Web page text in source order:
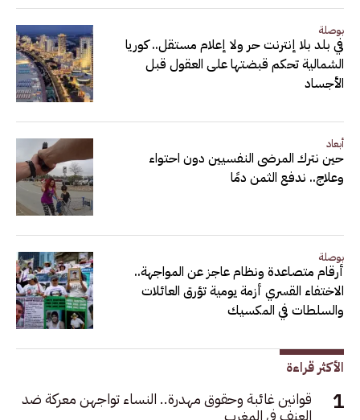
بوصلة
في بلد بلا إنترنت حر ولا إعلام مستقل.. كوريا
الشمالية تحكم قبضتها على العقول قبل
الأجساد
أبعاد
حين نترك المرضى النفسيين دون احتواء
وعلاج.. ندفع الثمن دمًا
بوصلة
أرقام متصاعدة ونظام عاجز عن المواجهة..
الاختفاء القسري أزمة يومية تؤرق العائلات
والسلطات في المكسيك
الأكثر قراءة
قوانين غائبة وحقوق مهدرة.. النساء تواجهن معركة ضد
العنف في المغرب